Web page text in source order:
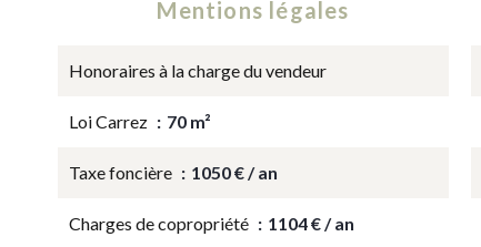
Mentions légales
Honoraires à la charge du vendeur
Loi Carrez 70 m²
Taxe foncière 1050 € / an
Charges de copropriété 1104 € / an